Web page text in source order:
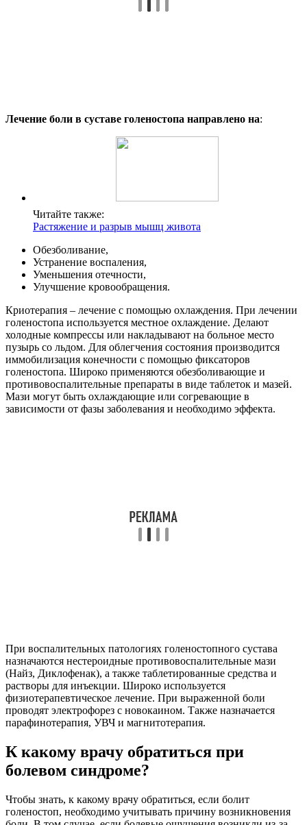
Лечение боли в суставе голеностопа направлено на:
Читайте также:
Растяжение и разрыв мышц живота
Обезболивание,
Устранение воспаления,
Уменьшения отечности,
Улучшение кровообращения.
Криотерапия – лечение с помощью охлаждения. При лечении
голеностопа используется местное охлаждение. Делают
холодные компрессы или накладывают на больное место
пузырь со льдом. Для облегчения состояния производится
иммобилизация конечности с помощью фиксаторов
голеностопа. Широко применяются обезболивающие и
противовоспалительные препараты в виде таблеток и мазей.
Мази могут быть охлаждающие или согревающие в
зависимости от фазы заболевания и необходимо эффекта.
При воспалительных патологиях голеностопного сустава
назначаются нестероидные противовоспалительные мази
(Найз, Диклофенак), а также таблетированные средства и
растворы для инъекции. Широко используется
физиотерапевтическое лечение. При выраженной боли
проводят электрофорез с новокаином. Также назначается
парафинотерапия, УВЧ и магнитотерапия.
К какому врачу обратиться при
болевом синдроме?
Чтобы знать, к какому врачу обратиться, если болит
голеностоп, необходимо учитывать причину возникновения